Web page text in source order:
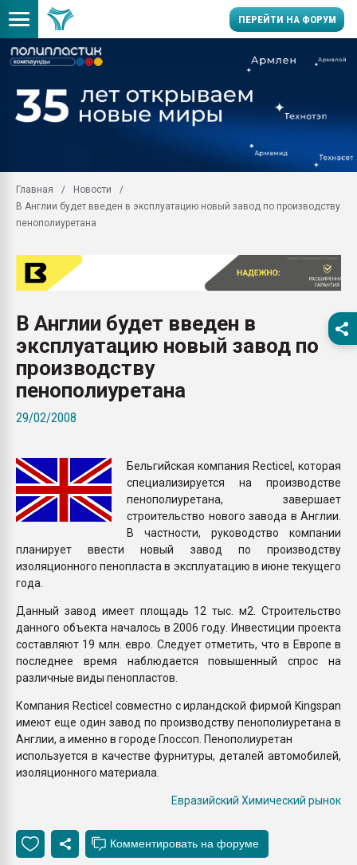
ПЕРЕЙТИ НА ФОРУМ
производство SPC
заводу пластмасс"
28.07.2026
первый план в
28.07.2026
ситуацией на
Главная
Новости
В Англии будет введен в эксплуатацию новый завод по производству
пенополиуретана
В Англии будет введен в
эксплуатацию новый завод по
производству
пенополиуретана
29/02/2008
Бельгийская компания Recticel, которая
специализируется на производстве
пенополиуретана, завершает
строительство нового завода в Англии.
В частности, руководство компании
планирует ввести новый завод по производству
изоляционного пенопласта в эксплуатацию в июне текущего
года.
Данный завод имеет площадь 12 тыс. м2. Строительство
данного объекта началось в 2006 году. Инвестиции проекта
составляют 19 млн. евро. Следует отметить, что в Европе в
последнее время наблюдается повышенный спрос на
различные виды пенопластов.
Компания Recticel совместно с ирландской фирмой Kingspan
имеют еще один завод по производству пенополиуретана в
Англии, а именно в городе Глоссоп. Пенополиуретан
используется в качестве фурнитуры, деталей автомобилей,
изоляционного материала.
Евразийский Химический рынок